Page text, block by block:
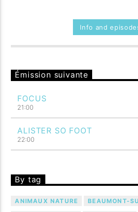
Info and
Émission suivante
FOCUS
21:00
ALISTER SO FOOT
22:00
By tag
ANIMAUX NATURE BEAUMONT-